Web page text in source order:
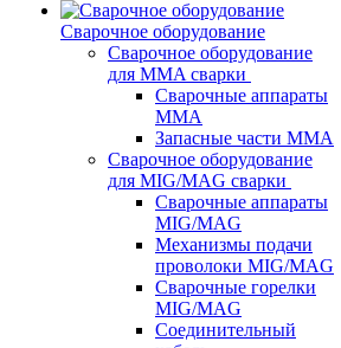
Сварочное оборудование
Сварочное оборудование
для MMA сварки
Сварочные аппараты
MMA
Запасные части MMA
Сварочное оборудование
для MIG/MAG сварки
Сварочные аппараты
MIG/MAG
Механизмы подачи
проволоки MIG/MAG
Сварочные горелки
MIG/MAG
Соединительный